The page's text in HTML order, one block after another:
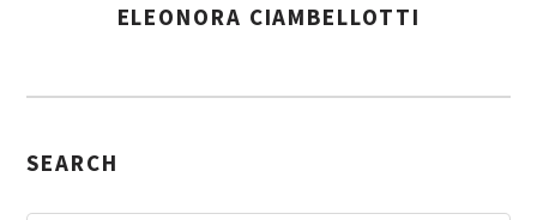
S
G
ELEONORA CIAMBELLOTTI
SEARCH